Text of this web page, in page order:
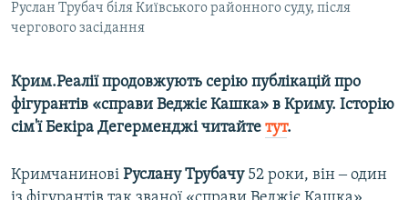
Руслан Трубач біля Київського районного суду, після
чергового засідання
Крим.Реалії продовжують серію публікацій про
фігурантів «справи Веджіє Кашка» в Криму. Історію
сім'ї Бекіра Дегерменджі читайте тут.
Кримчанинові Руслану Трубачу52 роки, він ‒ один